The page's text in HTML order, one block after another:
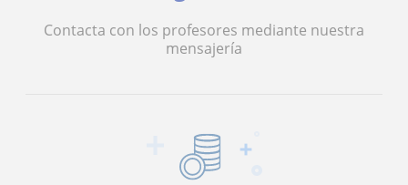
Contacta con los profesores mediante nuestra
mensajería